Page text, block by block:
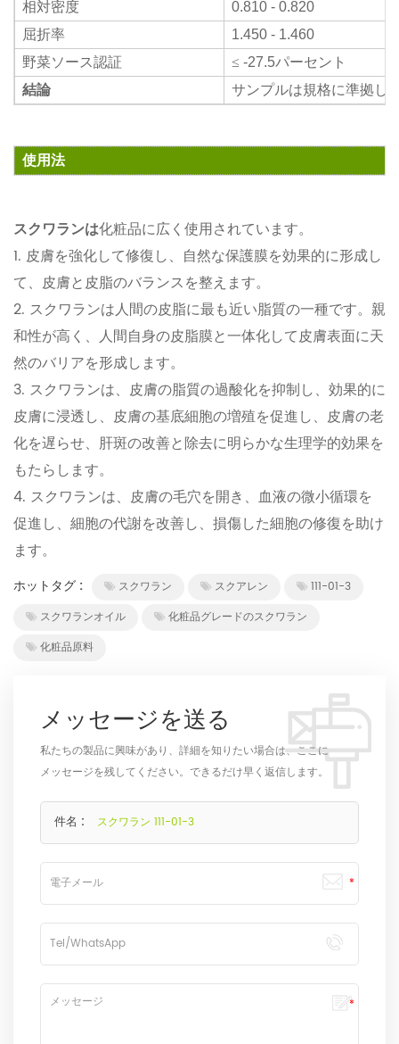
相対密度
0.810 - 0.820
屈折率
1.450 - 1.460
野菜ソース認証
≤ -27.5パーセント
結論
サンプルは規格に準拠し
使用法
スクワランは化粧品に広く使用されています。
1. 皮膚を強化して修復し、自然な保護膜を効果的に形成し
て、皮膚と皮脂のバランスを整えます。
2. スクワランは人間の皮脂に最も近い脂質の一種です。親
和性が高く、人間自身の皮脂膜と一体化して皮膚表面に天
然のバリアを形成します。
3. スクワランは、皮膚の脂質の過酸化を抑制し、効果的に
皮膚に浸透し、皮膚の基底細胞の増殖を促進し、皮膚の老
化を遅らせ、肝斑の改善と除去に明らかな生理学的効果を
もたらします。
4. スクワランは、皮膚の毛穴を開き、血液の微小循環を
促進し、細胞の代謝を改善し、損傷した細胞の修復を助け
ます。
ホットタグ : スクワラン スクアレン
111-01-3
スクワランオイル
化粧品グレードのスクワラン
化粧品原料
メッセージを送る
私たちの製品に興味があり、詳細を知りたい場合は、ここに
メッセージを残してください。できるだけ早く返信します。
件名 : スクワラン 111-01-3